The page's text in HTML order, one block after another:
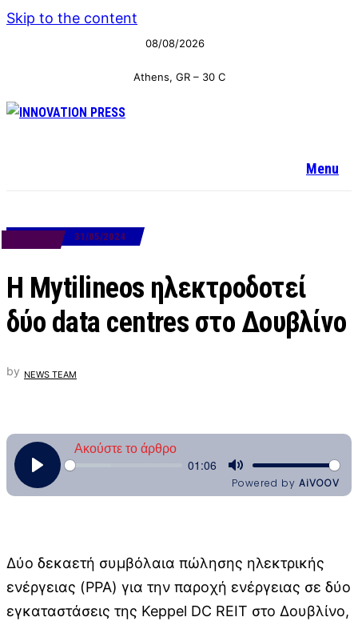
Skip to the content
08/08/2026
Athens, GR – 30 C
Menu
31/05/2024
Η Mytilineos ηλεκτροδοτεί
δύο data centres στο Δουβλίνο
by NEWS TEAM
Δύο δεκαετή συμβόλαια πώλησης ηλεκτρικής
ενέργειας (PPA) για την παροχή ενέργειας σε δύο
εγκαταστάσεις της Keppel DC REIT στο Δουβλίνο,